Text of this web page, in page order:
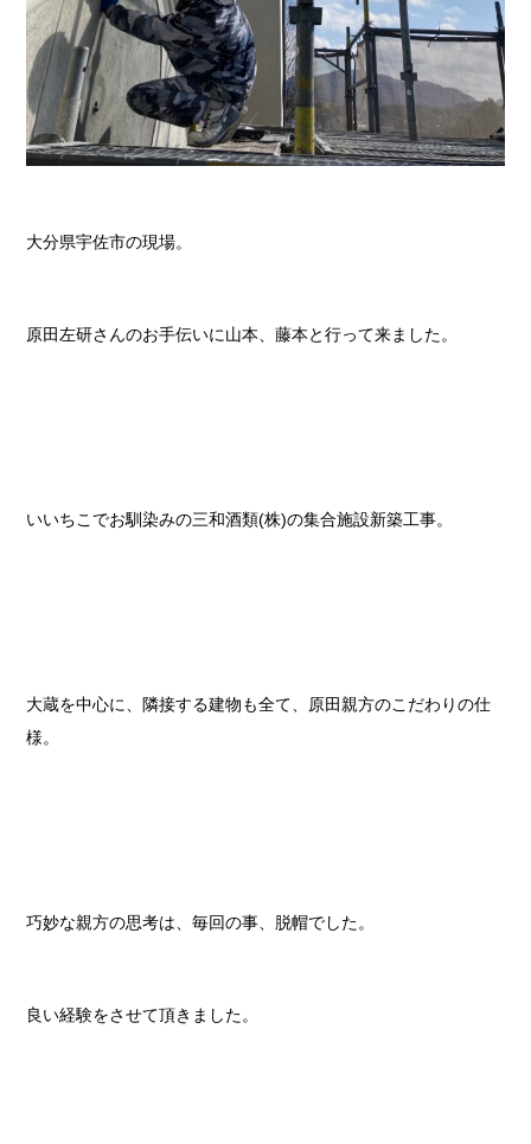
大分県宇佐市の現場。
原田左研さんのお手伝いに山本、藤本と行って来ました。
いいちこでお馴染みの三和酒類(株)の集合施設新築工事。
大蔵を中心に、隣接する建物も全て、原田親方のこだわりの仕
様。
巧妙な親方の思考は、毎回の事、脱帽でした。
良い経験をさせて頂きました。